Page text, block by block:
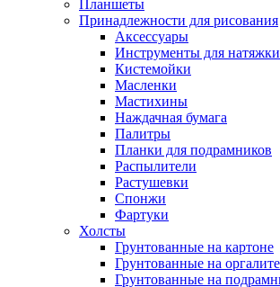
Планшеты
Принадлежности для рисования
Аксессуары
Инструменты для натяжки
Кистемойки
Масленки
Мастихины
Наждачная бумага
Палитры
Планки для подрамников
Распылители
Растушевки
Спонжи
Фартуки
Холсты
Грунтованные на картоне
Грунтованные на оргалите
Грунтованные на